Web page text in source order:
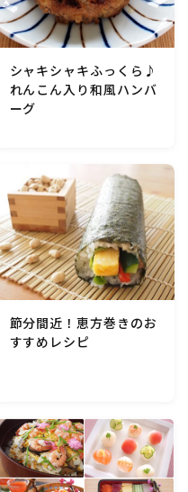
調理器具
シャキシャキふっくら♪
れんこん入り和風ハンバ
ーグ
節分間近！恵方巻きのお
すすめレシピ